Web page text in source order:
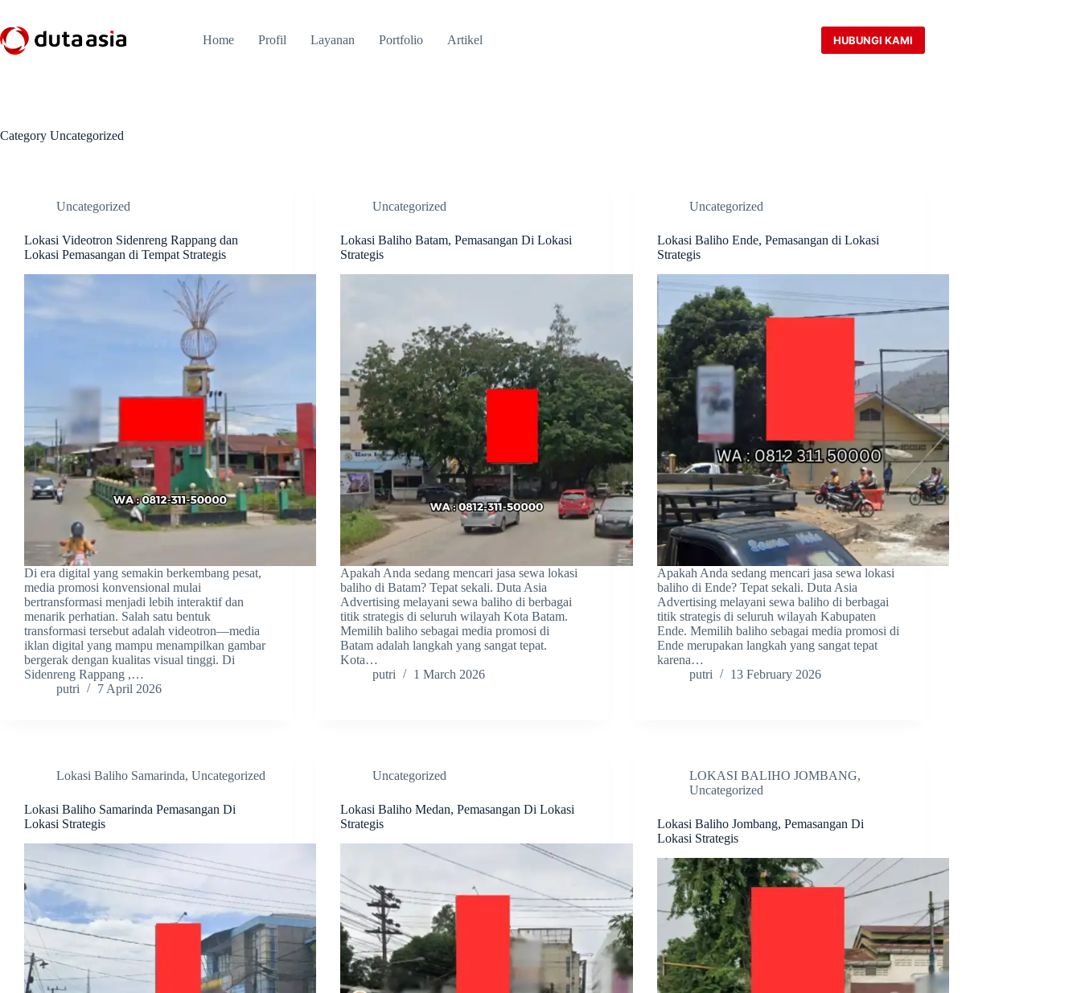
content
Home Profil Layanan Portfolio Artikel HUBUNGI KAMI
Category Uncategorized
Uncategorized
Lokasi Videotron Sidenreng Rappang dan
Lokasi Pemasangan di Tempat Strategis
Di era digital yang semakin berkembang pesat,
media promosi konvensional mulai
bertransformasi menjadi lebih interaktif dan
menarik perhatian. Salah satu bentuk
transformasi tersebut adalah videotron—media
iklan digital yang mampu menampilkan gambar
bergerak dengan kualitas visual tinggi. Di
Sidenreng Rappang ,…
putri
7 April 2026
Uncategorized
Lokasi Baliho Batam, Pemasangan Di Lokasi
Strategis
Apakah Anda sedang mencari jasa sewa lokasi
baliho di Batam? Tepat sekali. Duta Asia
Advertising melayani sewa baliho di berbagai
titik strategis di seluruh wilayah Kota Batam.
Memilih baliho sebagai media promosi di
Batam adalah langkah yang sangat tepat.
Kota…
putri
1 March 2026
Uncategorized
Lokasi Baliho Ende, Pemasangan di Lokasi
Strategis
Apakah Anda sedang mencari jasa sewa lokasi
baliho di Ende? Tepat sekali. Duta Asia
Advertising melayani sewa baliho di berbagai
titik strategis di seluruh wilayah Kabupaten
Ende. Memilih baliho sebagai media promosi di
Ende merupakan langkah yang sangat tepat
karena…
putri
13 February 2026
Lokasi Baliho Samarinda, Uncategorized
Lokasi Baliho Samarinda Pemasangan Di
Lokasi Strategis
Uncategorized
Lokasi Baliho Medan, Pemasangan Di Lokasi
Strategis
LOKASI BALIHO JOMBANG,
Uncategorized
Lokasi Baliho Jombang, Pemasangan Di
Lokasi Strategis